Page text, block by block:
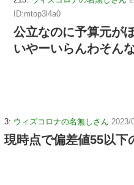
ID:mtop3l4a0
公立なのに予算元が
いやーいらんわそん
3: ウィズコロナの名無しさん 2023/
現時点で偏差値55以下